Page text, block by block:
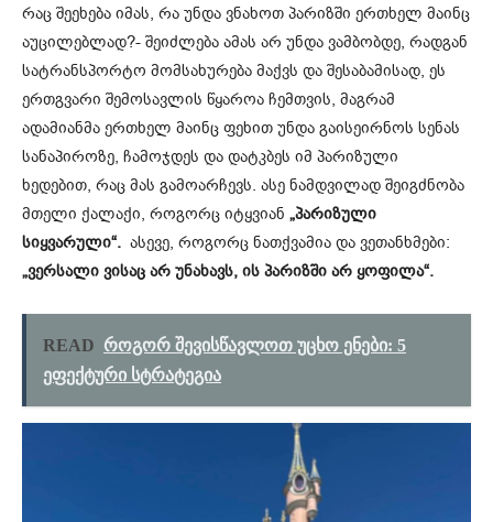
რაც შეეხება იმას, რა უნდა ვნახოთ პარიზში ერთხელ მაინც
აუცილებლად?- შეიძლება ამას არ უნდა ვამბობდე, რადგან
სატრანსპორტო მომსახურება მაქვს და შესაბამისად, ეს
ერთგვარი შემოსავლის წყაროა ჩემთვის, მაგრამ
ადამიანმა ერთხელ მაინც ფეხით უნდა გაისეირნოს სენას
სანაპიროზე, ჩამოჯდეს და დატკბეს იმ პარიზული
ხედებით, რაც მას გამოარჩევს. ასე ნამდვილად შეიგძნობა
მთელი ქალაქი, როგორც იტყვიან „პარიზული
სიყვარული“. ასევე, როგორც ნათქვამია და ვეთანხმები:
„ვერსალი ვისაც არ უნახავს, ის პარიზში არ ყოფილა“.
READ როგორ შევისწავლოთ უცხო ენები: 5
ეფექტური სტრატეგია